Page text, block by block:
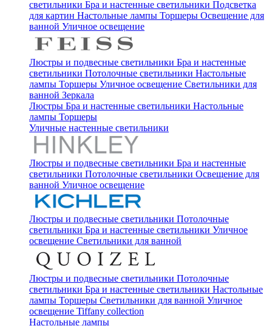
светильники Бра и настенные светильники Подсветка
для картин Настольные лампы Торшеры Освещение для
ванной Уличное освещение
Люстры и подвесные светильники Бра и настенные
светильники Потолочные светильники Настольные
лампы Торшеры Уличное освещение Светильники для
ванной Зеркала
Люстры Бра и настенные светильники Настольные
лампы Торшеры
Уличные настенные светильники
Люстры и подвесные светильники Бра и настенные
светильники Потолочные светильники Освещение для
ванной Уличное освещение
Люстры и подвесные светильники Потолочные
светильники Бра и настенные светильники Уличное
освещение Светильники для ванной
Люстры и подвесные светильники Потолочные
светильники Бра и настенные светильники Настольные
лампы Торшеры Светильники для ванной Уличное
освещение Tiffany collection
Настольные лампы